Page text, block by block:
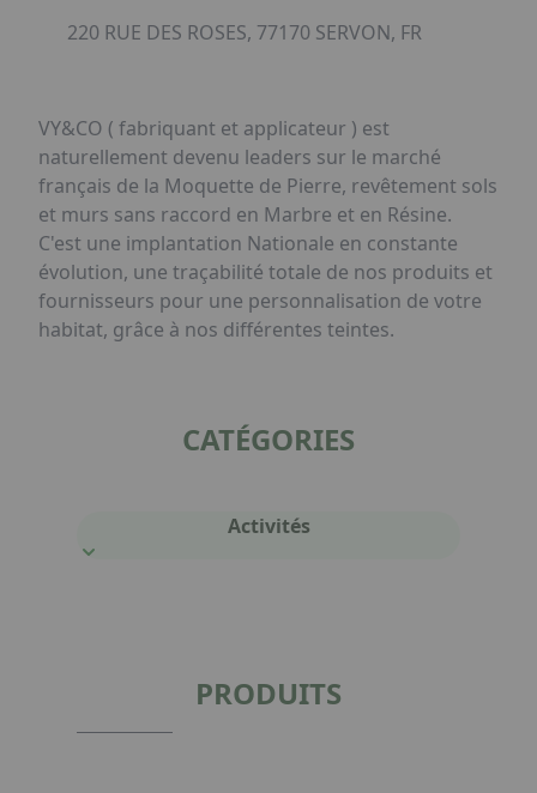
220 RUE DES ROSES, 77170 SERVON, FR
VY&CO ( fabriquant et applicateur ) est
naturellement devenu leaders sur le marché
français de la Moquette de Pierre, revêtement sols
et murs sans raccord en Marbre et en Résine.
C'est une implantation Nationale en constante
évolution, une traçabilité totale de nos produits et
fournisseurs pour une personnalisation de votre
habitat, grâce à nos différentes teintes.
CATÉGORIES
Activités
PRODUITS